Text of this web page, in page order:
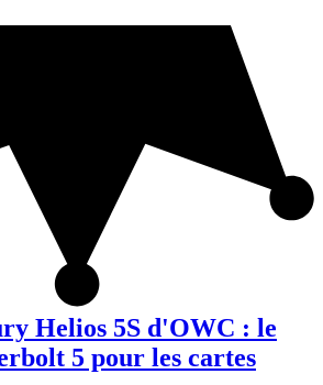
Helios 5S d'OWC : le
5 pour les cartes